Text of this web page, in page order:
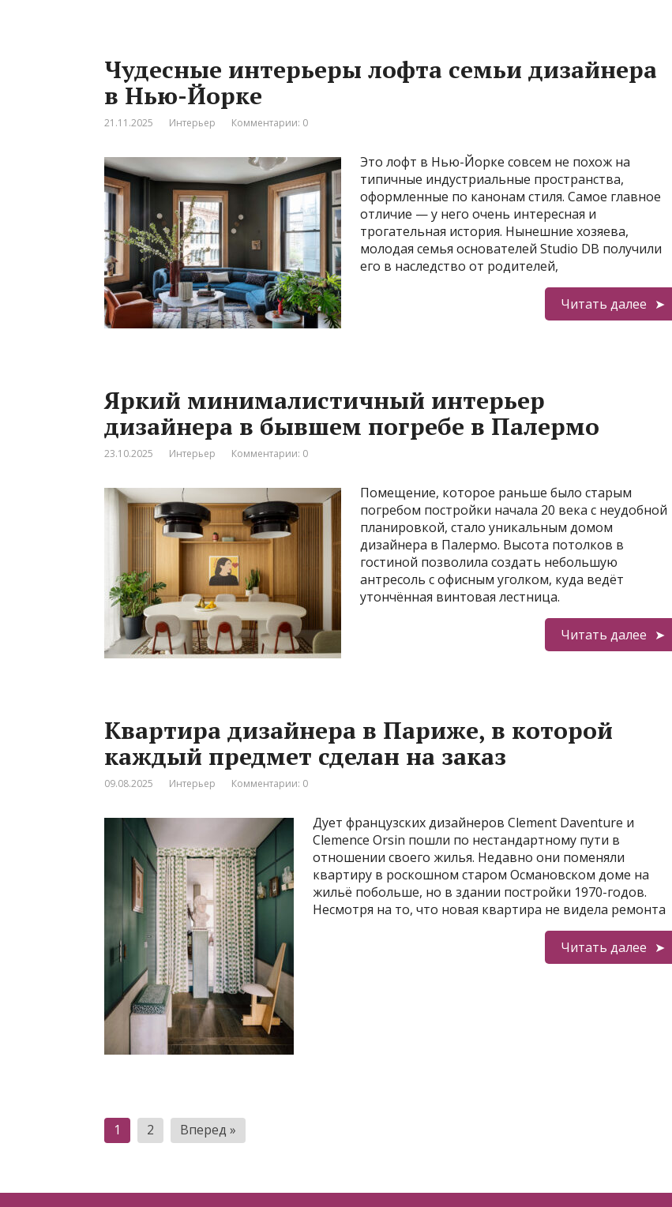
Чудесные интерьеры лофта семьи дизайнера
в Нью-Йорке
21.11.2025 Интерьер Комментарии: 0
Это лофт в Нью-Йорке совсем не похож на
типичные индустриальные пространства,
оформленные по канонам стиля. Самое главное
отличие — у него очень интересная и
трогательная история. Нынешние хозяева,
молодая семья основателей Studio DB получили
его в наследство от родителей,
Читать далее
Яркий минималистичный интерьер
дизайнера в бывшем погребе в Палермо
23.10.2025 Интерьер Комментарии: 0
Помещение, которое раньше было старым
погребом постройки начала 20 века с неудобной
планировкой, стало уникальным домом
дизайнера в Палермо. Высота потолков в
гостиной позволила создать небольшую
антресоль с офисным уголком, куда ведёт
утончённая винтовая лестница.
Читать далее
Квартира дизайнера в Париже, в которой
каждый предмет сделан на заказ
09.08.2025 Интерьер Комментарии: 0
Дует французских дизайнеров Clement Daventure и
Clemence Orsin пошли по нестандартному пути в
отношении своего жилья. Недавно они поменяли
квартиру в роскошном старом Османовском доме на
жильё побольше, но в здании постройки 1970-годов.
Несмотря на то, что новая квартира не видела ремонта
Читать далее
Пагинация
записей
1 2 Вперед »